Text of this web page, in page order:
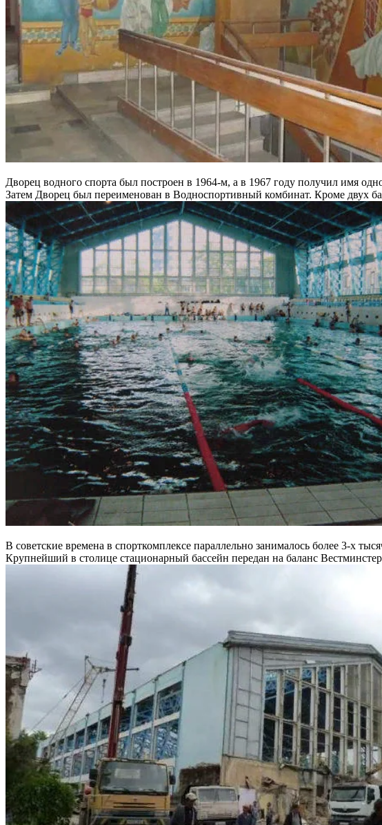
Дворец водного спорта был построен в 1964-м, а в 1967 году получил имя
Затем Дворец был переименован в Водноспортивный комбинат. Кроме двух
В советские времена в спорткомплексе параллельно занималось более 3-х
Крупнейший в столице стационарный бассейн передан на баланс